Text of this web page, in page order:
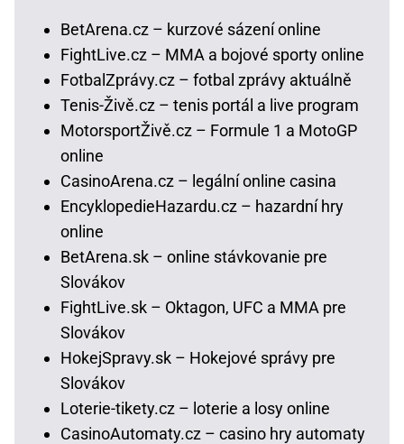
BetArena.cz – kurzové sázení online
FightLive.cz – MMA a bojové sporty online
FotbalZprávy.cz – fotbal zprávy aktuálně
Tenis-Živě.cz – tenis portál a live program
MotorsportŽivě.cz – Formule 1 a MotoGP
online
CasinoArena.cz – legální online casina
EncyklopedieHazardu.cz – hazardní hry
online
BetArena.sk – online stávkovanie pre
Slovákov
FightLive.sk – Oktagon, UFC a MMA pre
Slovákov
HokejSpravy.sk – Hokejové správy pre
Slovákov
Loterie-tikety.cz – loterie a losy online
CasinoAutomaty.cz – casino hry automaty